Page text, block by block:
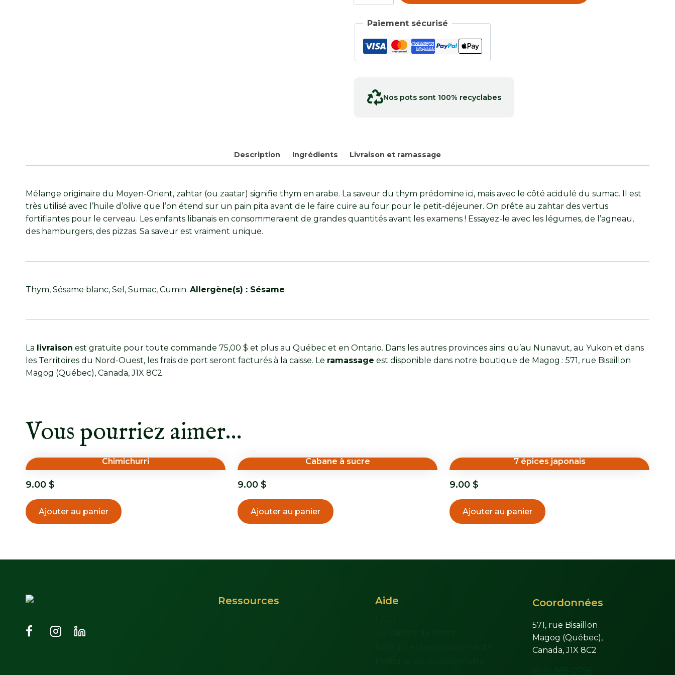
Paiement sécurisé
Nos pots sont 100% recyclabes
Description Ingrédients Livraison et ramassage
Mélange originaire du Moyen-Orient, zahtar (ou zaatar) signifie thym en arabe. La saveur du thym prédomine ici, mais avec le côté acidulé du sumac. Il est
très utilisé avec l’huile d’olive que l’on étend sur un pain pita avant de le faire cuire au four pour le petit-déjeuner. On prête au zahtar des vertus
fortifiantes pour le cerveau. Les enfants libanais en consommeraient de grandes quantités avant les examens ! Essayez-le avec les légumes, de l’agneau,
des hamburgers, des pizzas. Sa saveur est vraiment unique.
Thym, Sésame blanc, Sel, Sumac, Cumin. Allergène(s) : Sésame
La livraison est gratuite pour toute commande 75,00 $ et plus au Québec et en Ontario. Dans les autres provinces ainsi qu’au Nunavut, au Yukon et dans
les Territoires du Nord-Ouest, les frais de port seront facturés à la caisse. Le ramassage est disponible dans notre boutique de Magog : 571, rue Bisaillon
Magog (Québec), Canada, J1X 8C2.
Vous pourriez aimer…
Chimichurri
9.00 $
Ajouter au panier
Cabane à sucre
9.00 $
Ajouter au panier
7 épices japonais
9.00 $
Ajouter au panier
Ressources Aide Coordonnées
571, rue Bisaillon
Magog (Québec),
Canada, J1X 8C2